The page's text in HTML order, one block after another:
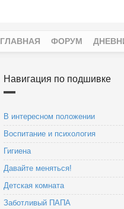
ГЛАВНАЯ ФОРУМ
Навигация по подшивке
В интересном положении
Воспитание и психология
Гигиена
Давайте меняться!
Детская комната
Заботливый ПАПА